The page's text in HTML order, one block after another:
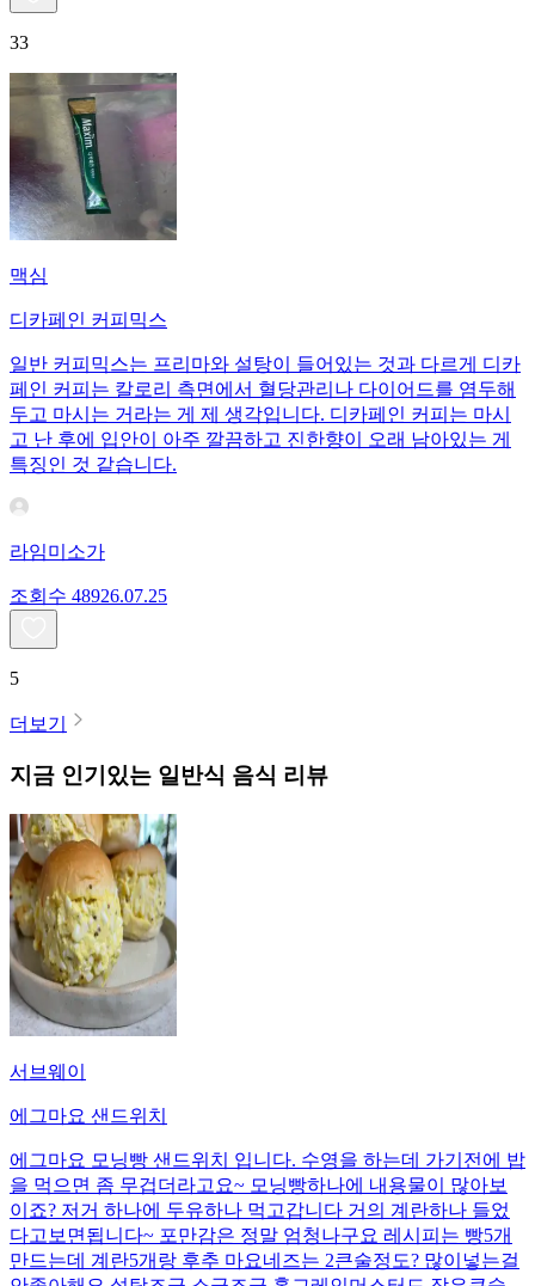
33
맥심
디카페인 커피믹스
일반 커피믹스는 프리마와 설탕이 들어있는 것과 다르게 디카
페인 커피는 칼로리 측면에서 혈당관리나 다이어드를 염두해
두고 마시는 거라는 게 제 생각입니다. 디카페인 커피는 마시
고 난 후에 입안이 아주 깔끔하고 진한향이 오래 남아있는 게
특징인 것 같습니다.
라임미소가
조회수 48926.07.25
5
더보기
지금 인기있는 일반식 음식 리뷰
서브웨이
에그마요 샌드위치
에그마요 모닝빵 샌드위치 입니다. 수영을 하는데 가기전에 밥
을 먹으면 좀 무겁더라고요~ 모닝빵하나에 내용물이 많아보
이죠? 저거 하나에 두유하나 먹고갑니다 거의 계란하나 들었
다고보면됩니다~ 포만감은 정말 엄청나구요 레시피는 빵5개
만드는데 계란5개랑 후추 마요네즈는 2큰술정도? 많이넣는걸